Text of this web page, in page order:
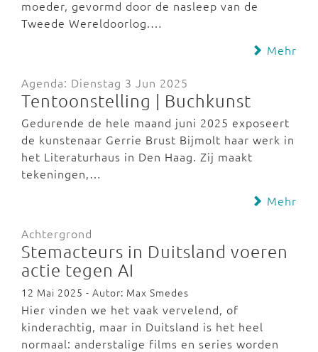
moeder, gevormd door de nasleep van de
Tweede Wereldoorlog.…
Mehr
Agenda: Dienstag 3 Jun 2025
Tentoonstelling | Buchkunst
Gedurende de hele maand juni 2025 exposeert
de kunstenaar Gerrie Brust Bijmolt haar werk in
het Literaturhaus in Den Haag. Zij maakt
tekeningen,…
Mehr
Achtergrond
Stemacteurs in Duitsland voeren
actie tegen AI
12 Mai 2025 - Autor: Max Smedes
Hier vinden we het vaak vervelend, of
kinderachtig, maar in Duitsland is het heel
normaal: anderstalige films en series worden